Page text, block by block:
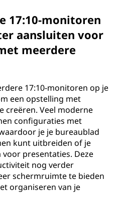
17:10-monitoren
aansluiten voor
meerdere
17:10-monitoren op je
een opstelling met
creëren. Veel moderne
configuraties met
je je bureaublad
kunt uitbreiden of je
presentaties. Deze
nog verder
schermruimte te bieden
organiseren van je